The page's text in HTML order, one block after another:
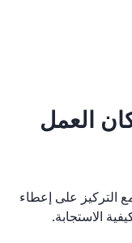
العمل
التركيز على إعطاء
الاستجابة.